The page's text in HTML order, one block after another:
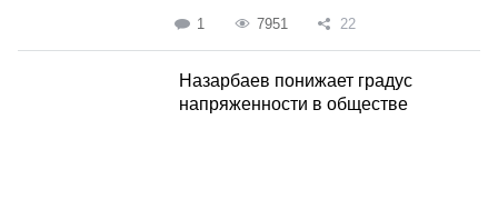
1 7951 22
Назарбаев понижает градус
напряженности в обществе